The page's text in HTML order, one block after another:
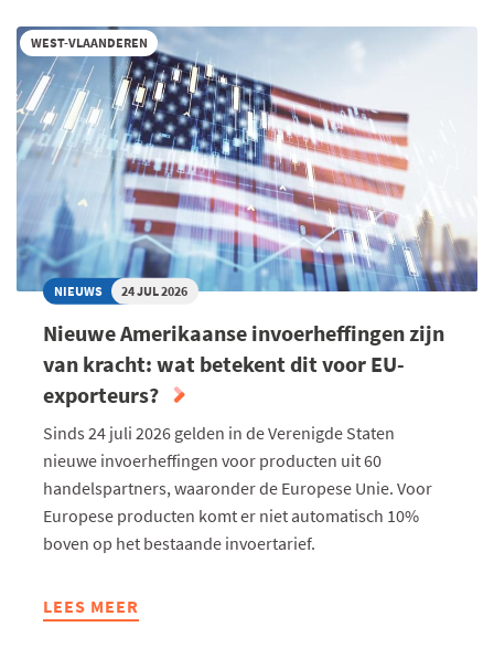
WEST-VLAANDEREN
NIEUWS 24 JUL 2026
Nieuwe Amerikaanse invoerheffingen zijn
van kracht: wat betekent dit voor EU-
exporteurs?
Sinds 24 juli 2026 gelden in de Verenigde Staten
nieuwe invoerheffingen voor producten uit 60
handelspartners, waaronder de Europese Unie. Voor
Europese producten komt er niet automatisch 10%
boven op het bestaande invoertarief.
LEES MEER
ABOUT